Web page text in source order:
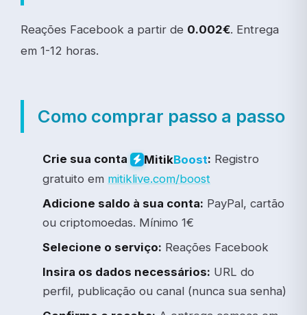
Reações Facebook a partir de 0.002€. Entrega
em 1-12 horas.
Como comprar passo a passo
Crie sua conta MitikBoost: Registro
gratuito em mitiklive.com/boost
Adicione saldo à sua conta: PayPal, cartão
ou criptomoedas. Mínimo 1€
Selecione o serviço: Reações Facebook
Insira os dados necessários: URL do
perfil, publicação ou canal (nunca sua senha)